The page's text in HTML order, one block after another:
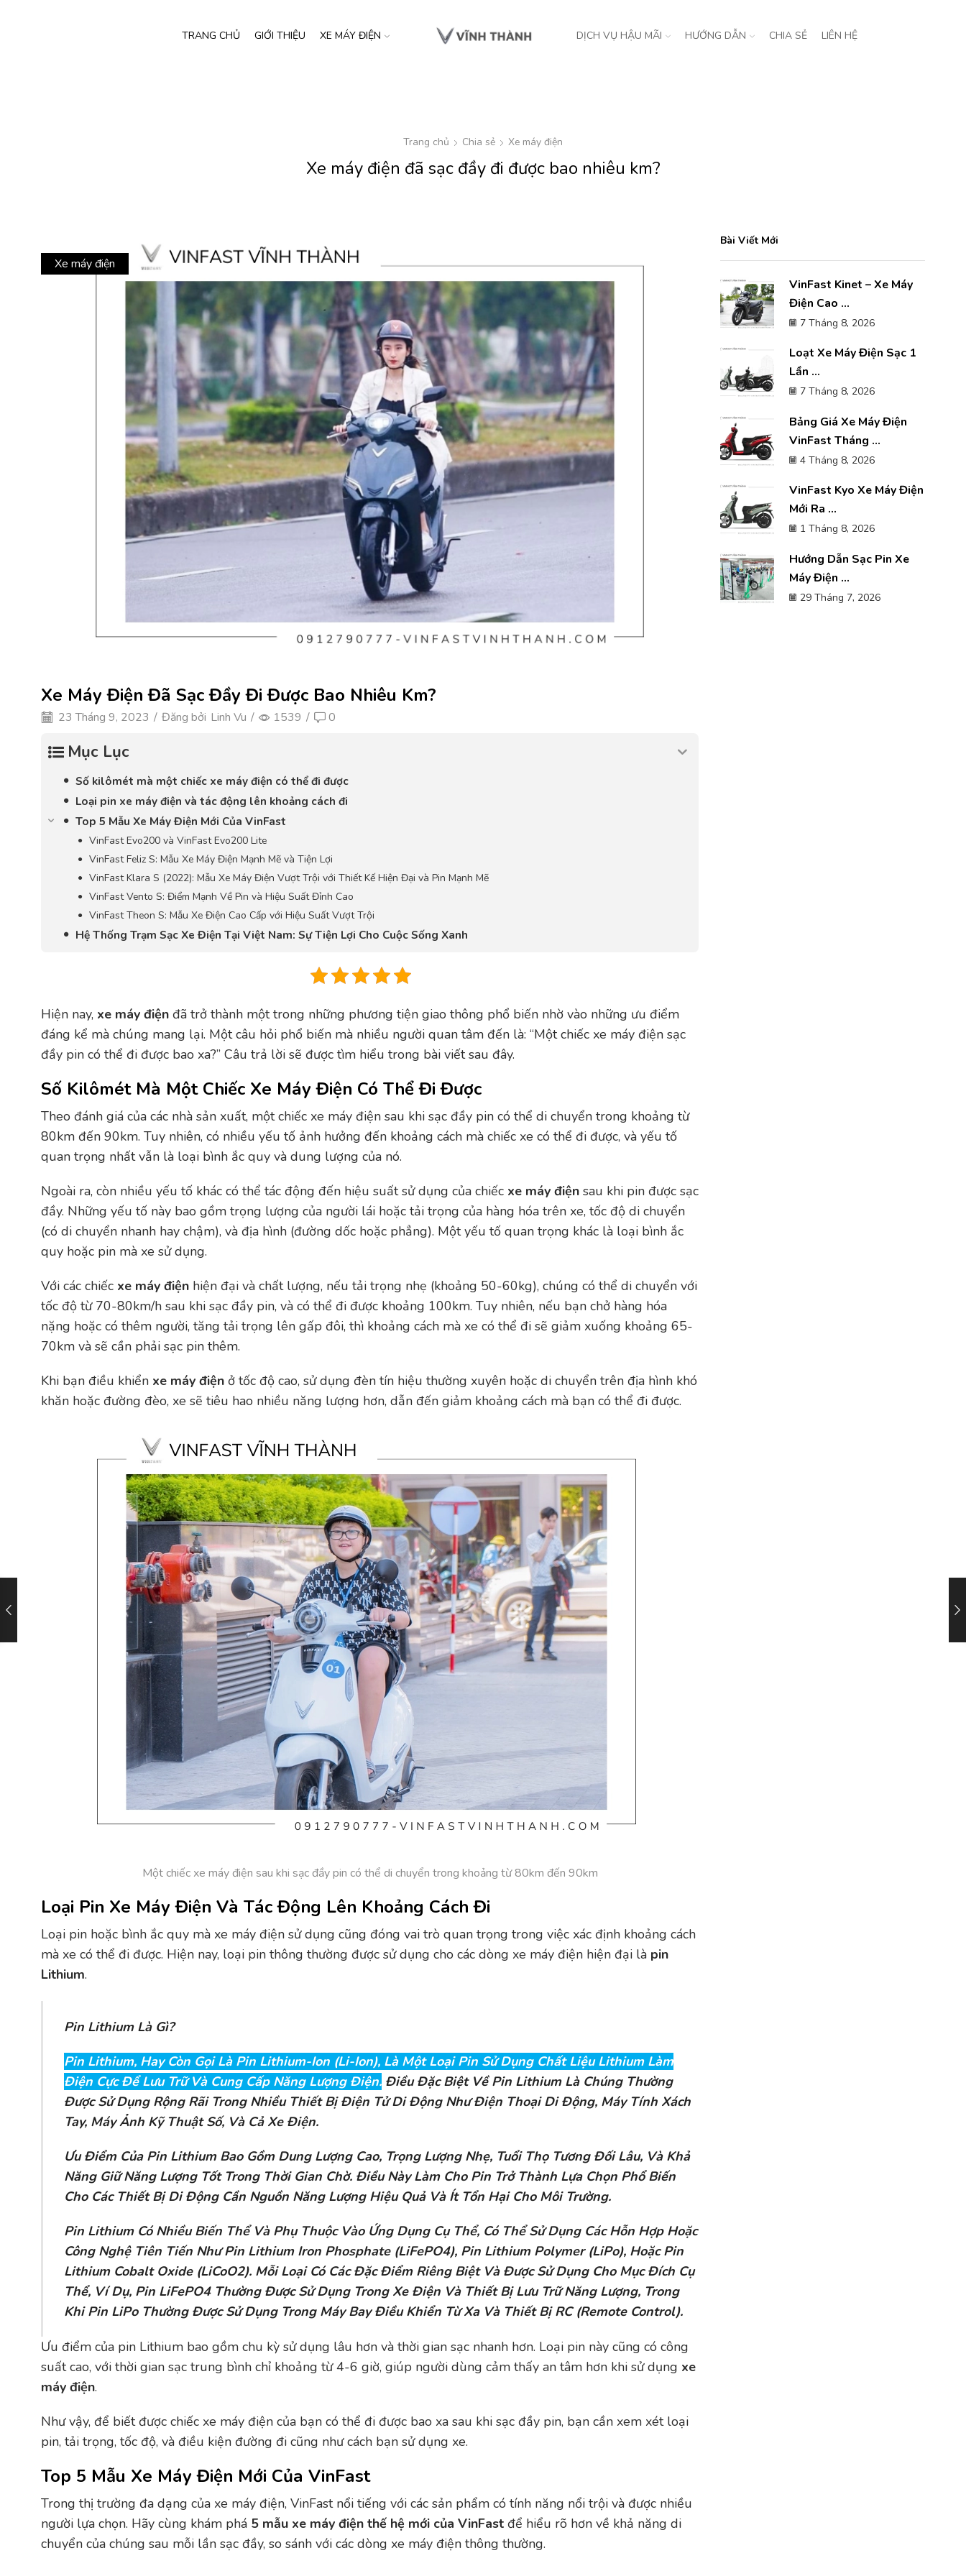
TRANG CHỦ GIỚI THIỆU XE MÁY ĐIỆN DỊCH VỤ HẬU MÃI HƯỚNG DẪN CHIA SẺ LIÊN HỆ
Trang chủ Chia sẻ Xe máy điện
Xe máy điện đã sạc đầy đi được bao nhiêu km?
Xe máy điện
Xe Máy Điện Đã Sạc Đầy Đi Được Bao Nhiêu Km?
23 Tháng 9, 2023 / Đăng bởi Linh Vu / 1539 / 0
Mục Lục
Số kilômét mà một chiếc xe máy điện có thể đi được
Loại pin xe máy điện và tác động lên khoảng cách đi
Top 5 Mẫu Xe Máy Điện Mới Của VinFast
VinFast Evo200 và VinFast Evo200 Lite
VinFast Feliz S: Mẫu Xe Máy Điện Mạnh Mẽ và Tiện Lợi
VinFast Klara S (2022): Mẫu Xe Máy Điện Vượt Trội với Thiết Kế Hiện Đại và Pin Mạnh Mẽ
VinFast Vento S: Điểm Mạnh Về Pin và Hiệu Suất Đỉnh Cao
VinFast Theon S: Mẫu Xe Điện Cao Cấp với Hiệu Suất Vượt Trội
Hệ Thống Trạm Sạc Xe Điện Tại Việt Nam: Sự Tiện Lợi Cho Cuộc Sống Xanh
Hiện nay, xe máy điện đã trở thành một trong những phương tiện giao thông phổ biến nhờ vào những ưu điểm
đáng kể mà chúng mang lại. Một câu hỏi phổ biến mà nhiều người quan tâm đến là: “Một chiếc xe máy điện sạc
đầy pin có thể đi được bao xa?” Câu trả lời sẽ được tìm hiểu trong bài viết sau đây.
Số Kilômét Mà Một Chiếc Xe Máy Điện Có Thể Đi Được
Theo đánh giá của các nhà sản xuất, một chiếc xe máy điện sau khi sạc đầy pin có thể di chuyển trong khoảng từ
80km đến 90km. Tuy nhiên, có nhiều yếu tố ảnh hưởng đến khoảng cách mà chiếc xe có thể đi được, và yếu tố
quan trọng nhất vẫn là loại bình ắc quy và dung lượng của nó.
Ngoài ra, còn nhiều yếu tố khác có thể tác động đến hiệu suất sử dụng của chiếc xe máy điện sau khi pin được sạc
đầy. Những yếu tố này bao gồm trọng lượng của người lái hoặc tải trọng của hàng hóa trên xe, tốc độ di chuyển
(có di chuyển nhanh hay chậm), và địa hình (đường dốc hoặc phẳng). Một yếu tố quan trọng khác là loại bình ắc
quy hoặc pin mà xe sử dụng.
Với các chiếc xe máy điện hiện đại và chất lượng, nếu tải trọng nhẹ (khoảng 50-60kg), chúng có thể di chuyển với
tốc độ từ 70-80km/h sau khi sạc đầy pin, và có thể đi được khoảng 100km. Tuy nhiên, nếu bạn chở hàng hóa
nặng hoặc có thêm người, tăng tải trọng lên gấp đôi, thì khoảng cách mà xe có thể đi sẽ giảm xuống khoảng 65-
70km và sẽ cần phải sạc pin thêm.
Khi bạn điều khiển xe máy điện ở tốc độ cao, sử dụng đèn tín hiệu thường xuyên hoặc di chuyển trên địa hình khó
khăn hoặc đường đèo, xe sẽ tiêu hao nhiều năng lượng hơn, dẫn đến giảm khoảng cách mà bạn có thể đi được.
Một chiếc xe máy điện sau khi sạc đầy pin có thể di chuyển trong khoảng từ 80km đến 90km
Loại Pin Xe Máy Điện Và Tác Động Lên Khoảng Cách Đi
Loại pin hoặc bình ắc quy mà xe máy điện sử dụng cũng đóng vai trò quan trọng trong việc xác định khoảng cách
mà xe có thể đi được. Hiện nay, loại pin thông thường được sử dụng cho các dòng xe máy điện hiện đại là pin
Lithium.
Pin Lithium Là Gì?
Pin Lithium, Hay Còn Gọi Là Pin Lithium-Ion (Li-Ion), Là Một Loại Pin Sử Dụng Chất Liệu Lithium Làm
Điện Cực Để Lưu Trữ Và Cung Cấp Năng Lượng Điện.Điều Đặc Biệt Về Pin Lithium Là Chúng Thường
Được Sử Dụng Rộng Rãi Trong Nhiều Thiết Bị Điện Tử Di Động Như Điện Thoại Di Động, Máy Tính Xách
Tay, Máy Ảnh Kỹ Thuật Số, Và Cả Xe Điện.
Ưu Điểm Của Pin LithiumBao Gồm Dung Lượng Cao, Trọng Lượng Nhẹ, Tuổi Thọ Tương Đối Lâu, Và Khả
Năng Giữ Năng Lượng Tốt Trong Thời Gian Chờ. Điều Này Làm Cho PinTrở Thành Lựa Chọn Phổ Biến
Cho Các Thiết Bị Di Động Cần Nguồn Năng Lượng Hiệu Quả Và Ít Tổn Hại Cho Môi Trường.
Pin LithiumCó Nhiều Biến Thể Và Phụ Thuộc Vào Ứng Dụng Cụ Thể, Có Thể Sử Dụng Các Hỗn Hợp Hoặc
Công Nghệ Tiên Tiến Như Pin Lithium Iron Phosphate (LiFePO4), Pin Lithium Polymer (LiPo), Hoặc Pin
Lithium Cobalt Oxide (LiCoO2). Mỗi Loại Có Các Đặc Điểm Riêng Biệt Và Được Sử Dụng Cho Mục Đích Cụ
Thể, Ví Dụ, Pin LiFePO4 Thường Được Sử Dụng Trong Xe Điện Và Thiết Bị Lưu Trữ Năng Lượng, Trong
Khi Pin LiPo Thường Được Sử Dụng Trong Máy Bay Điều Khiển Từ Xa Và Thiết Bị RC (Remote Control).
Ưu điểm của pin Lithium bao gồm chu kỳ sử dụng lâu hơn và thời gian sạc nhanh hơn. Loại pin này cũng có công
suất cao, với thời gian sạc trung bình chỉ khoảng từ 4-6 giờ, giúp người dùng cảm thấy an tâm hơn khi sử dụng xe
máy điện.
Như vậy, để biết được chiếc xe máy điện của bạn có thể đi được bao xa sau khi sạc đầy pin, bạn cần xem xét loại
pin, tải trọng, tốc độ, và điều kiện đường đi cũng như cách bạn sử dụng xe.
Top 5 Mẫu Xe Máy Điện Mới Của VinFast
Trong thị trường đa dạng của xe máy điện, VinFast nổi tiếng với các sản phẩm có tính năng nổi trội và được nhiều
người lựa chọn. Hãy cùng khám phá 5 mẫu xe máy điện thế hệ mới của VinFast để hiểu rõ hơn về khả năng di
chuyển của chúng sau mỗi lần sạc đầy, so sánh với các dòng xe máy điện thông thường.
Bài Viết Mới
VinFast Kinet – Xe Máy
Điện Cao ...
7 Tháng 8, 2026
Loạt Xe Máy Điện Sạc 1
Lần ...
7 Tháng 8, 2026
Bảng Giá Xe Máy Điện
VinFast Tháng ...
4 Tháng 8, 2026
VinFast Kyo Xe Máy Điện
Mới Ra ...
1 Tháng 8, 2026
Hướng Dẫn Sạc Pin Xe
Máy Điện ...
29 Tháng 7, 2026